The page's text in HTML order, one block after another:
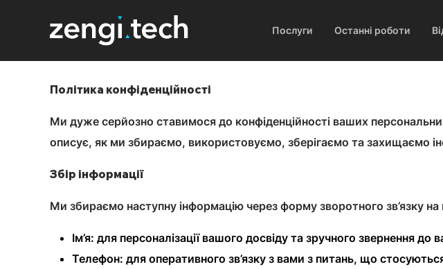
Послуги Останні роботи
Політика конфіденційності
Ми дуже серйозно ставимося до конфіденційності ваших
описує, як ми збираємо, використовуємо, зберігаємо та захищаємо
Збір інформації
Ми збираємо наступну інформацію через форму зворотного зв’язку
Ім’я: для персоналізації вашого досвіду та зручного звернення до
Телефон: для оперативного зв’язку з вами з питань, що